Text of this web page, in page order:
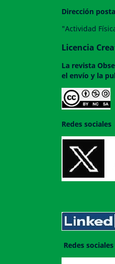
Dirección
"Actividad
Licencia
La revista
el envío y la
Redes sociales
Redes